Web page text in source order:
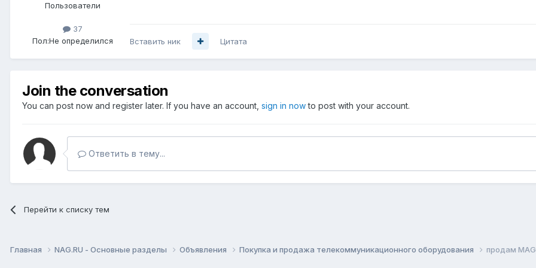
Пользователи
37
Пол:Не определился Вставить ник Цитата
Join the conversation
You can post now and register later. If you have an account, sign in nowto post with your account.
Ответить в тему...
Перейти к списку тем
Главная NAG.RU - Основные разделы Объявления Покупка и продажа телекоммуникационного оборудования продам